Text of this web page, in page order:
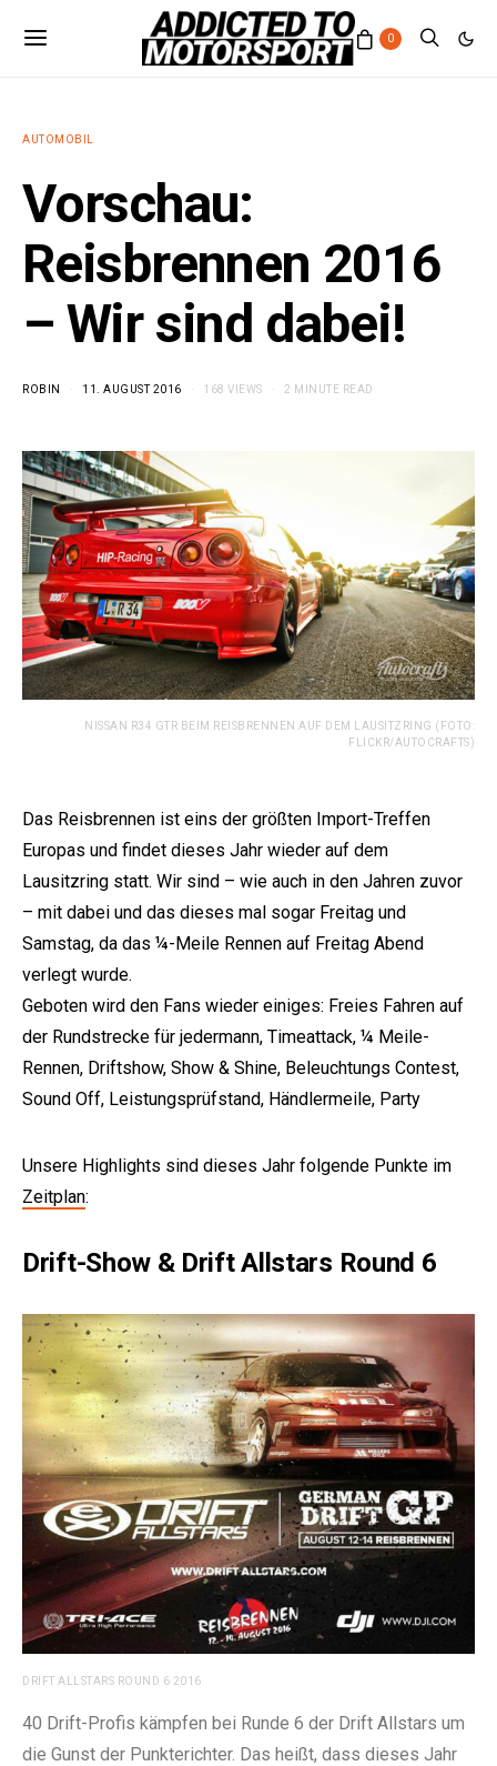
0
AUTOMOBIL
Vorschau:
Reisbrennen 2016
– Wir sind dabei!
ROBIN 11. AUGUST 2016 168 VIEWS 2 MINUTE READ
NISSAN R34 GTR BEIM REISBRENNEN AUF DEM LAUSITZRING (FOTO:
FLICKR/AUTOCRAFTS)
Das Reisbrennen ist eins der größten Import-Treffen
Europas und findet dieses Jahr wieder auf dem
Lausitzring statt. Wir sind – wie auch in den Jahren zuvor
– mit dabei und das dieses mal sogar Freitag und
Samstag, da das ¼-Meile Rennen auf Freitag Abend
verlegt wurde.
Geboten wird den Fans wieder einiges: Freies Fahren auf
der Rundstrecke für jedermann, Timeattack, ¼ Meile-
Rennen, Driftshow, Show & Shine, Beleuchtungs Contest,
Sound Off, Leistungsprüfstand, Händlermeile, Party
Unsere Highlights sind dieses Jahr folgende Punkte im
Zeitplan:
Drift-Show & Drift Allstars Round 6
DRIFT ALLSTARS ROUND 6 2016
40 Drift-Profis kämpfen bei Runde 6 der Drift Allstars um
die Gunst der Punkterichter. Das heißt, dass dieses Jahr